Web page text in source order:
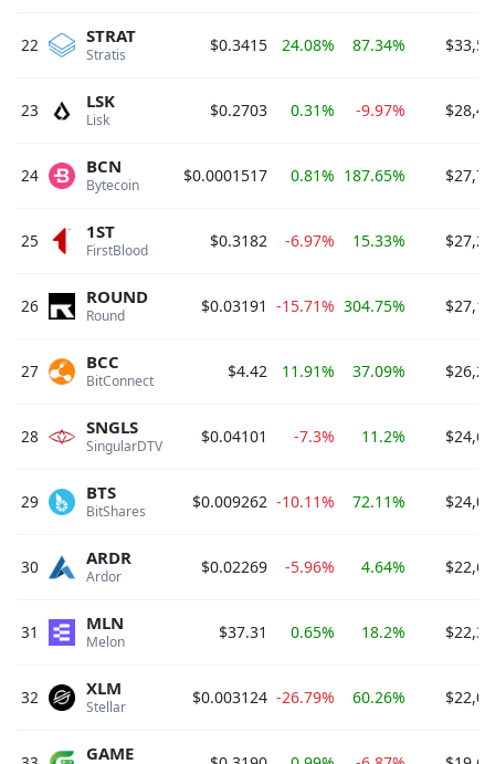
22 Stratis
STRAT $0.3415 24.08% 87.34%
23 Lisk
LSK $0.2703 0.31% -9.97%
24 Bytecoin
BCN $0.0001517 0.81% 187.65%
25 FirstBlood
1ST $0.3182 -6.97% 15.33%
26 Round
ROUND $0.03191 -15.71% 304.75%
27 BitConnect
BCC $4.42 11.91% 37.09%
28 SingularDTV
SNGLS $0.04101 -7.3% 11.2%
29 BitShares
BTS $0.009262 -10.11% 72.11%
30 Ardor
ARDR $0.02269 -5.96% 4.64%
31 Melon
MLN $37.31 0.65% 18.2%
32 Stellar
XLM $0.003124 -26.79% 60.26%
GAME